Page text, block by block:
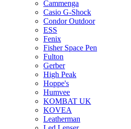
Cammenga
Casio G-Shock
Condor Outdoor
ESS
Fenix
Fisher Space Pen
Fulton
Gerber
High Peak
Hoppe's
Humvee
KOMBAT UK
KOVEA
Leatherman